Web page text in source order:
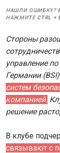
НАШЛИ ОШИБКУ?
НАЖМИТЕ CTRL +
Стороны
управление
Германии
систем
компанией.
решение
В клубе
связывают с